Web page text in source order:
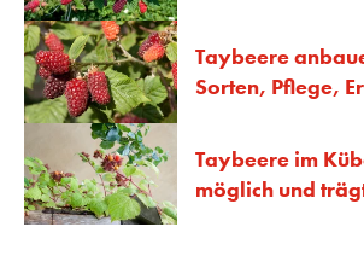
Taybeere
Sorten, Pflege,
Taybeere im
möglich und